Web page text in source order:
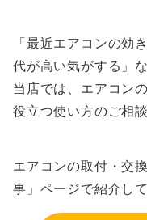
「最近エアコンの効
代が高い気がする」
当店では、エアコン
役立つ使い方のご相
エアコンの取付・交
事」ページで紹介して